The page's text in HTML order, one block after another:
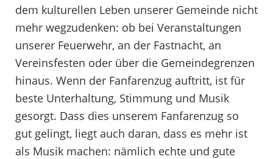
dem kulturellen Leben unserer Gemeinde nicht
mehr wegzudenken: ob bei Veranstaltungen
unserer Feuerwehr, an der Fastnacht, an
Vereinsfesten oder über die Gemeindegrenzen
hinaus. Wenn der Fanfarenzug auftritt, ist für
beste Unterhaltung, Stimmung und Musik
gesorgt. Dass dies unserem Fanfarenzug so
gut gelingt, liegt auch daran, dass es mehr ist
als Musik machen: nämlich echte und gute